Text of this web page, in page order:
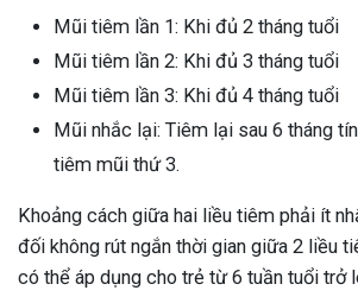
Mũi tiêm lần 1: Khi đủ 2 tháng tuổi
Mũi tiêm lần 2: Khi đủ 3 tháng tuổi
Mũi tiêm lần 3: Khi đủ 4 tháng tuổi
Mũi nhắc lại: Tiêm lại sau 6 tháng
tiêm mũi thứ 3.
Khoảng cách giữa hai liều tiêm phải ít
đối không rút ngắn thời gian giữa 2 liều
có thể áp dụng cho trẻ từ 6 tuần tuổi trở